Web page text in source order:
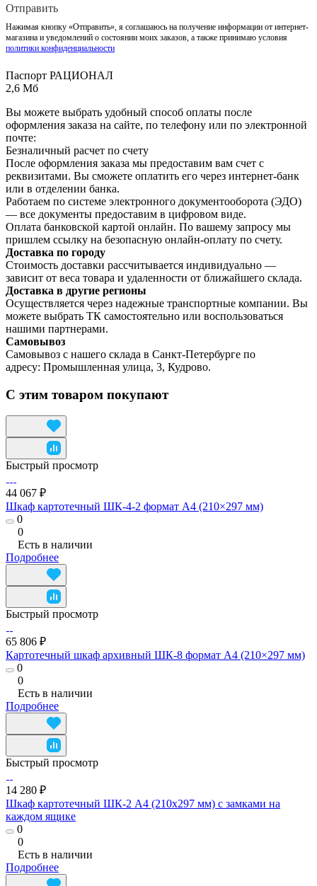
Отправить
Нажимая кнопку «Отправить», я соглашаюсь на получение информации от интернет-
магазина и уведомлений о состоянии моих заказов, а также принимаю условия
политики конфиденциальности
Паспорт РАЦИОНАЛ
2,6 Мб
Вы можете выбрать удобный способ оплаты после
оформления заказа на сайте, по телефону или по электронной
почте:
Безналичный расчет по счету
После оформления заказа мы предоставим вам счет с
реквизитами. Вы сможете оплатить его через интернет-банк
или в отделении банка.
Работаем по системе электронного документооборота (ЭДО)
— все документы предоставим в цифровом виде.
Оплата банковской картой онлайн. По вашему запросу мы
пришлем ссылку на безопасную онлайн-оплату по счету.
Доставка по городу
Стоимость доставки рассчитывается индивидуально —
зависит от веса товара и удаленности от ближайшего склада.
Доставка в другие регионы
Осуществляется через надежные транспортные компании. Вы
можете выбрать ТК самостоятельно или воспользоваться
нашими партнерами.
Самовывоз
Самовывоз с нашего склада в Санкт-Петербурге по
адресу: Промышленная улица, 3, Кудрово.
С этим товаром покупают
Быстрый просмотр
44 067 ₽
Шкаф картотечный ШК-4-2 формат А4 (210×297 мм)
0
0
Есть в наличии
Подробнее
Быстрый просмотр
65 806 ₽
Картотечный шкаф архивный ШК-8 формат А4 (210×297 мм)
0
0
Есть в наличии
Подробнее
Быстрый просмотр
14 280 ₽
Шкаф картотечный ШК-2 А4 (210х297 мм) с замками на
каждом ящике
0
0
Есть в наличии
Подробнее